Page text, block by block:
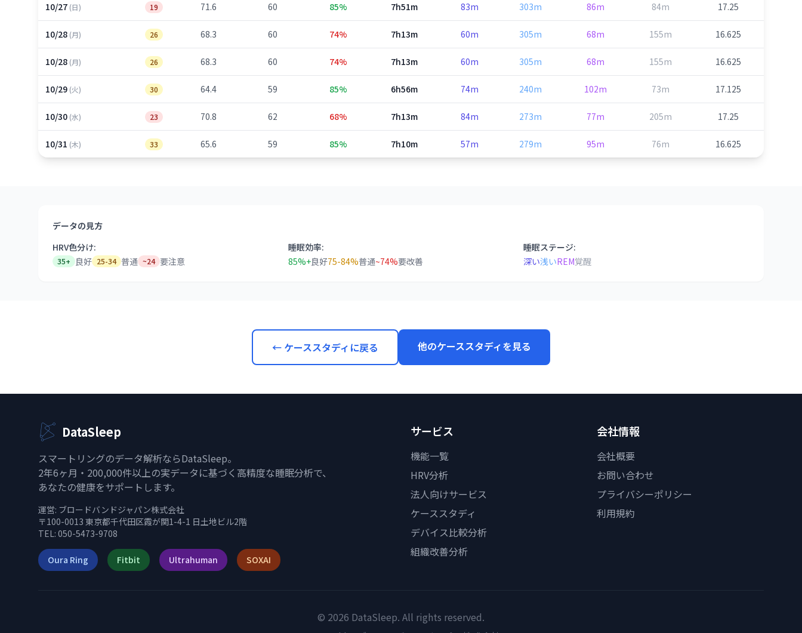
10/27(日) 19 71.6 60 85% 7h51m 83m 303m 86m 84m 17.25
10/28(月) 26 68.3 60 74% 7h13m 60m 305m 68m 155m 16.625
10/28(月) 26 68.3 60 74% 7h13m 60m 305m 68m 155m 16.625
10/29(火) 30 64.4 59 85% 6h56m 74m 240m 102m 73m 17.125
10/30(水) 23 70.8 62 68% 7h13m 84m 273m 77m 205m 17.25
10/31 (木) 33 65.6 59 85% 7h10m 57m 279m 95m 76m 16.625
データの見方
HRV色分け:
35+ 良好 25-34 普通 ~24 要注意
睡眠効率:
85%+良好75-84%普通~74%要改善
睡眠ステージ:
深い浅いREM覚醒
← ケーススタディに戻る 他のケーススタディを見る
DataSleep
スマートリングのデータ解析ならDataSleep。
2年6ヶ月・200,000件以上の実データに基づく高精度な睡眠分析で、
あなたの健康をサポートします。
運営: ブロードバンドジャパン株式会社
〒100-0013 東京都千代田区霞が関1-4-1 日土地ビル2階
TEL: 050-5473-9708
Oura Ring Fitbit Ultrahuman SOXAI
サービス
機能一覧
HRV分析
法人向けサービス
ケーススタディ
デバイス比較分析
組織改善分析
会社情報
会社概要
お問い合わせ
プライバシーポリシー
利用規約
© 2026 DataSleep. All rights reserved.